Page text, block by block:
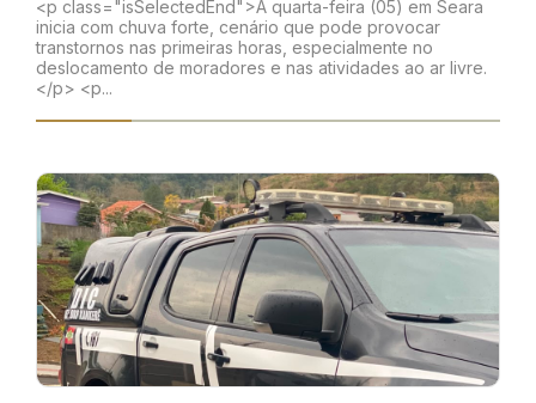
<p class="isSelectedEnd">A quarta-feira (05) em Seara
inicia com chuva forte, cenário que pode provocar
transtornos nas primeiras horas, especialmente no
deslocamento de moradores e nas atividades ao ar livre.
</p> <p...